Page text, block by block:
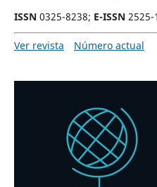
ISSN0325-8238; E-ISSN2525-
Ver revista Número actual